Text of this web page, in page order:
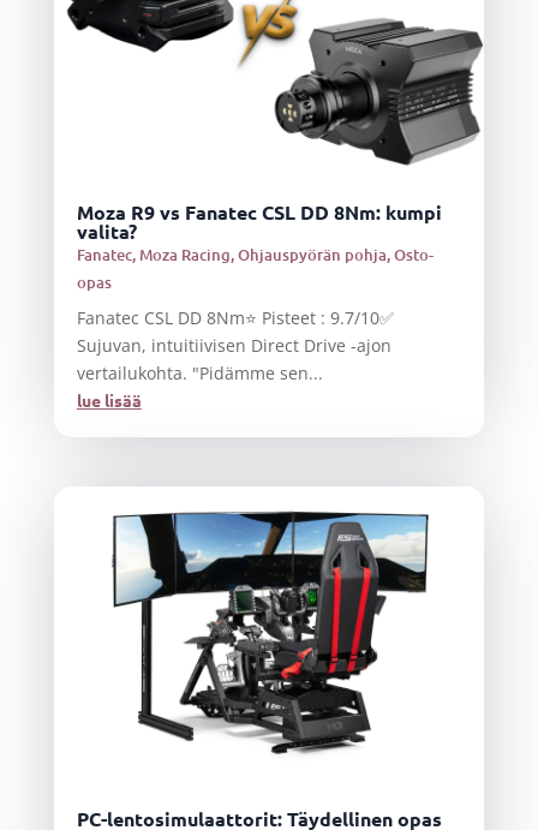
Moza R9 vs Fanatec CSL DD 8Nm: kumpi
valita?
Fanatec, Moza Racing,Ohjauspyörän pohja,Osto-
opas
Fanatec CSL DD 8Nm⭐ Pisteet : 9.7/10✅
Sujuvan, intuitiivisen Direct Drive -ajon
vertailukohta. "Pidämme sen...
lue lisää
PC-lentosimulaattorit: Täydellinen opas